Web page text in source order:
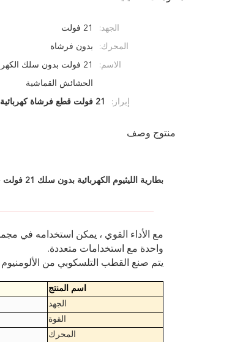
الجهد: 21 فولت
المحرك: بدون فرشاة
الاسم: 21 فولت بدون سلك
الحشائش القماشية
إبراز: 21 فولت قطع فرشاة كهربائية بدون سلك
منتوج وصف
بطارية الليثيوم الكهربائية بدون سلك 21 فولت حديقة أدوات الحديقة
مع الأداء القوي ، يمكن استخدامه في
واحدة مع استخدامات متعددة.
يتم صنع القطب التلسكوبي من
اسم المنتج
الجهد
القوة
المحرك